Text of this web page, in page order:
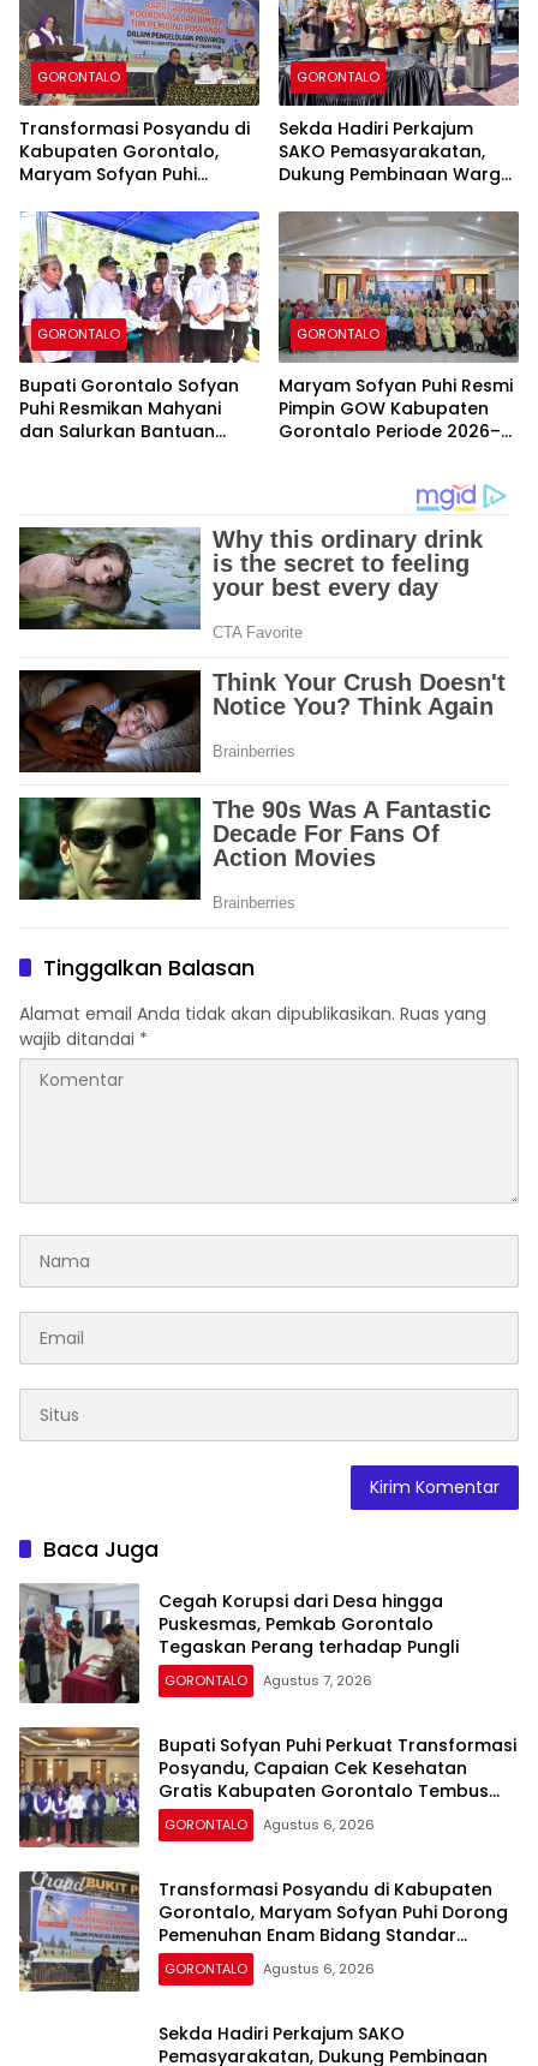
GORONTALO
Transformasi Posyandu di
Kabupaten Gorontalo,
Maryam Sofyan Puhi
Bidang Standar Pelayanan
Minimal
GORONTALO
Sekda Hadiri Perkajum
SAKO Pemasyarakatan,
Dukung Pembinaan Warga
Perempuan Gorontalo
GORONTALO
Bupati Gorontalo Sofyan
Puhi Resmikan Mahyani
dan Salurkan Bantuan
GORONTALO
Maryam Sofyan Puhi Resmi
Pimpin GOW Kabupaten
Gorontalo Periode 2026–
Tinggalkan Balasan
Alamat email Anda tidak akan dipublikasikan. Ruas yang
wajib ditandai *
Baca Juga
Cegah Korupsi dari Desa hingga
Puskesmas, Pemkab Gorontalo
Tegaskan Perang terhadap Pungli
GORONTALO Agustus 7, 2026
Bupati Sofyan Puhi Perkuat Transformasi
Posyandu, Capaian Cek Kesehatan
Gratis Kabupaten Gorontalo Tembus
54,43 Persen
GORONTALO Agustus 6, 2026
Transformasi Posyandu di Kabupaten
Gorontalo, Maryam Sofyan Puhi Dorong
Pemenuhan Enam Bidang Standar
Pelayanan Minimal
GORONTALO Agustus 6, 2026
Sekda Hadiri Perkajum SAKO
Pemasyarakatan, Dukung Pembinaan